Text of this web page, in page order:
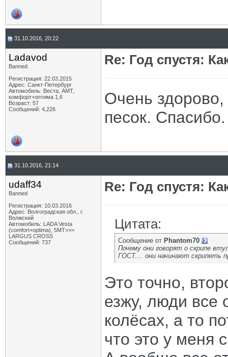
31.10.2016, 20:22
Ladavod
Banned
Регистрация: 22.03.2015
Адрес: Санкт-Петербург
Автомобиль: Веста, АМТ,
комфорт+оптима 1,6
Возраст: 57
Сообщений: 4,226
Re: Год спустя:
Очень
песок. Спасибо.
31.10.2016, 21:14
udaff34
Banned
Регистрация: 10.03.2016
Адрес: Волгоградская обл., г.
Волжский
Автомобиль: LADA Vesta
(comfort+optima), 5МТ>>>
LARGUS CROSS
Сообщений: 737
Re: Год спустя:
Цитата:
Сообщение от Phantom70
Почему они говорят о скрипе
ГОСТ.... они начинают скрипеть
Это точно,
езжу, люди все
колёсах, а то
что это у меня